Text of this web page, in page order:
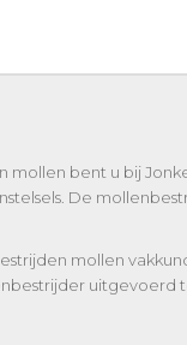
bent u bij
De
mollen
uitgevoerd